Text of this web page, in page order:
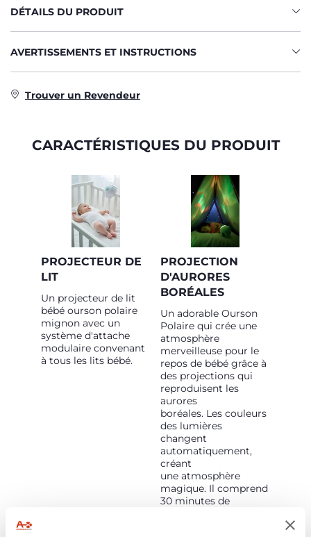
DÉTAILS DU PRODUIT
AVERTISSEMENTS ET INSTRUCTIONS
Trouver un Revendeur
CARACTÉRISTIQUES DU PRODUIT
PROJECTEUR DE
LIT
Un projecteur de lit
bébé ourson polaire
mignon avec un
système d'attache
modulaire convenant
à tous les lits bébé.
PROJECTION
D'AURORES
BORÉALES
Un adorable Ourson
Polaire qui crée une
atmosphère
merveilleuse pour le
repos de bébé grâce à
des projections qui
reproduisent les
aurores
boréales. Les couleurs
des lumières
changent
automatiquement,
créant
une atmosphère
magique. Il comprend
30 minutes de